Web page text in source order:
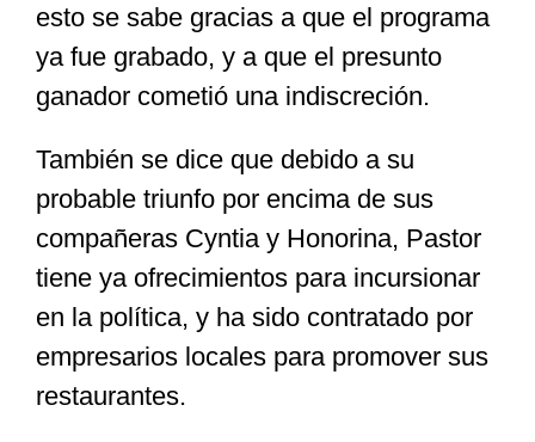
Nosotros
esto se sabe gracias a que el programa
ya fue grabado, y a que el presunto
ganador cometió una indiscreción.
También se dice que debido a su
probable triunfo por encima de sus
compañeras Cyntia y Honorina, Pastor
tiene ya ofrecimientos para incursionar
en la política, y ha sido contratado por
empresarios locales para promover sus
restaurantes.